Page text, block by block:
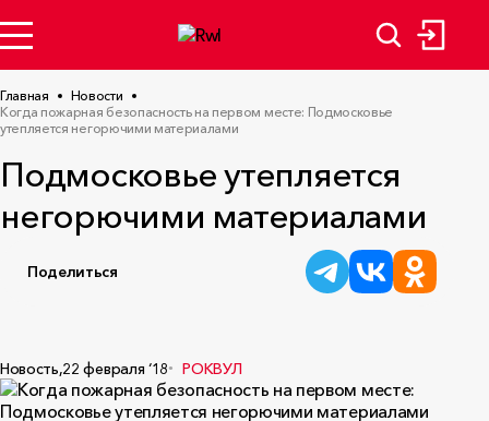
Главная
Новости
Когда пожарная безопасность на первом месте: Подмосковье
утепляется негорючими материалами
Подмосковье утепляется
негорючими материалами
Поделиться
Новость,22 февраля ‘18 РОКВУЛ